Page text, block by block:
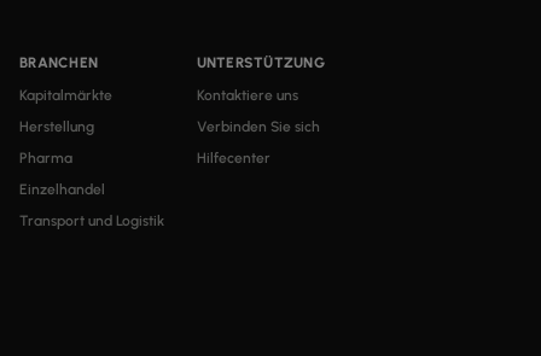
BRANCHEN
Kapitalmärkte
Herstellung
Pharma
Einzelhandel
Transport und Logistik
UNTERSTÜTZUNG
Kontaktiere uns
Verbinden Sie sich
Hilfecenter